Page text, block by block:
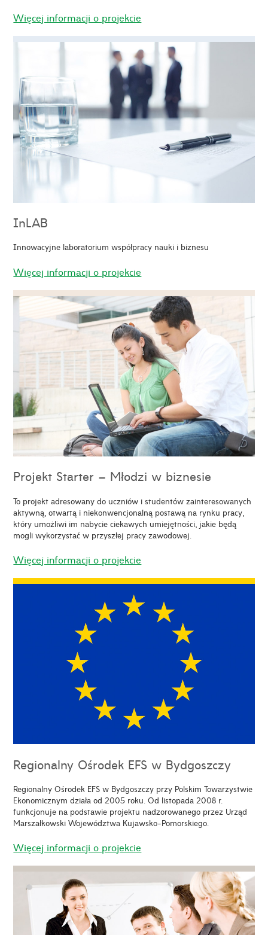
Więcej informacji o projekcie
InLAB
Innowacyjne laboratorium współpracy nauki i biznesu
Więcej informacji o projekcie
Projekt Starter – Młodzi w biznesie
To projekt adresowany do uczniów i studentów zainteresowanych
aktywną, otwartą i niekonwencjonalną postawą na rynku pracy,
który umożliwi im nabycie ciekawych umiejętności, jakie będą
mogli wykorzystać w przyszłej pracy zawodowej.
Więcej informacji o projekcie
Regionalny Ośrodek EFS w Bydgoszczy
Regionalny Ośrodek EFS w Bydgoszczy przy Polskim Towarzystwie
Ekonomicznym działa od 2005 roku. Od listopada 2008 r.
funkcjonuje na podstawie projektu nadzorowanego przez Urząd
Marszałkowski Województwa Kujawsko-Pomorskiego.
Więcej informacji o projekcie